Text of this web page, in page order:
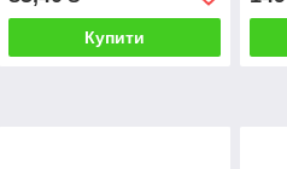
Купити